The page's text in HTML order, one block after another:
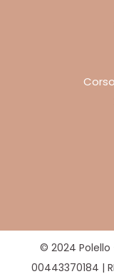
© 2024 Polello
00443370184 |